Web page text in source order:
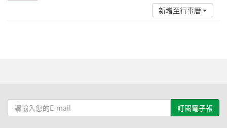
新增至行事曆
請
輸